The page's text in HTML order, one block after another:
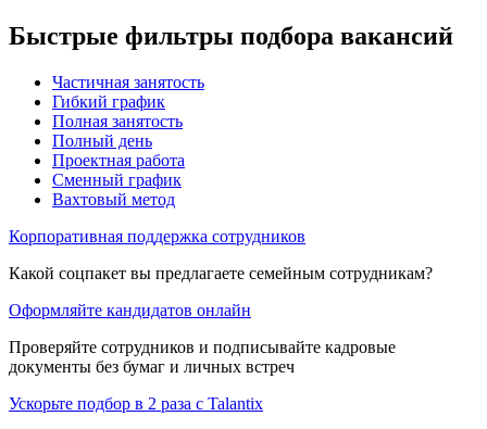
Быстрые фильтры подбора вакансий
Частичная занятость
Гибкий график
Полная занятость
Полный день
Проектная работа
Сменный график
Вахтовый метод
Корпоративная поддержка сотрудников
Какой соцпакет вы предлагаете семейным сотрудникам?
Оформляйте кандидатов онлайн
Проверяйте сотрудников и подписывайте кадровые
документы без бумаг и личных встреч
Ускорьте подбор в 2 раза с Talantix